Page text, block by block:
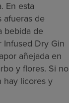
En esta
afueras de
bebida de
Infused Dry Gin
añejada en
y flores. Si no
hay licores y